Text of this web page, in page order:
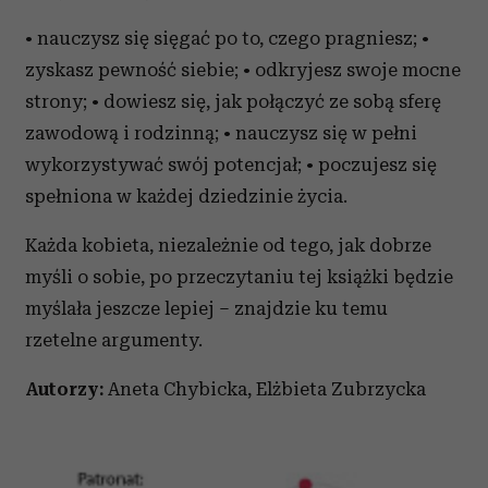
• nauczysz się sięgać po to, czego pragniesz; •
zyskasz pewność siebie; • odkryjesz swoje mocne
strony; • dowiesz się, jak połączyć ze sobą sferę
zawodową i rodzinną; • nauczysz się w pełni
wykorzystywać swój potencjał; • poczujesz się
spełniona w każdej dziedzinie życia.
Każda kobieta, niezależnie od tego, jak dobrze
myśli o sobie, po przeczytaniu tej książki będzie
myślała jeszcze lepiej – znajdzie ku temu
rzetelne argumenty.
Autorzy: Aneta Chybicka, Elżbieta Zubrzycka